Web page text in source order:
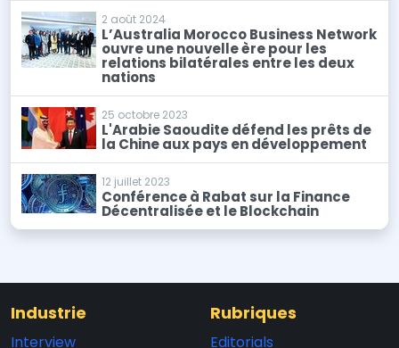
2 août 2024
L’Australia Morocco Business Network
ouvre une nouvelle ère pour les
relations bilatérales entre les deux
nations
25 octobre 2023
L'Arabie Saoudite défend les prêts de
la Chine aux pays en développement
12 juillet 2023
Conférence à Rabat sur la Finance
Décentralisée et le Blockchain
Industrie
Interview
Rubriques
Editorials